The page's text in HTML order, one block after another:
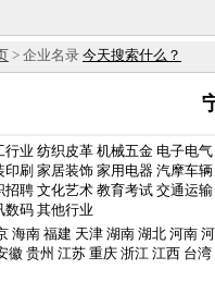
> 企业名录 今天搜索什么？
行业 纺织皮革 机械五金 电子电气
印刷 家居装饰 家用电器 汽摩车辆
招聘 文化艺术 教育考试 交通运输
数码 其他行业
海南 福建 天津 湖南 湖北 河南
徽 贵州 江苏 重庆 浙江 江西 台湾